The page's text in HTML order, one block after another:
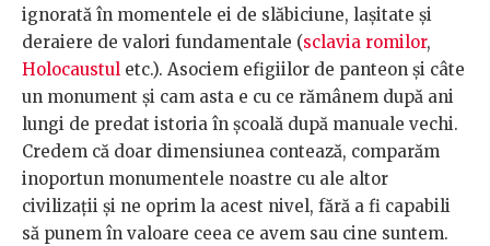
ignorată în momentele ei de slăbiciune, lașitate și
deraiere de valori fundamentale (sclavia romilor,
Holocaustul etc.). Asociem efigiilor de panteon și câte
un monument și cam asta e cu ce rămânem după ani
lungi de predat istoria în școală după manuale vechi.
Credem că doar dimensiunea contează, comparăm
inoportun monumentele noastre cu ale altor
civilizații și ne oprim la acest nivel, fără a fi capabili
să punem în valoare ceea ce avem sau cine suntem.